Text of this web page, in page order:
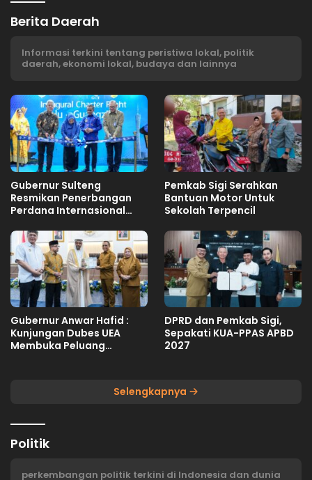
Berita Daerah
Informasi terkini tentang peristiwa lokal, politik
daerah, ekonomi lokal, budaya dan lainnya
Gubernur Sulteng
Resmikan Penerbangan
Perdana Internasional
Pemkab Sigi Serahkan
Bantuan Motor Untuk
Sekolah Terpencil
Gubernur Anwar Hafid :
Kunjungan Dubes UEA
Membuka Peluang
DPRD dan Pemkab Sigi,
Sepakati KUA-PPAS APBD
2027
Selengkapnya
Politik
perkembangan politik terkini di Indonesia dan dunia